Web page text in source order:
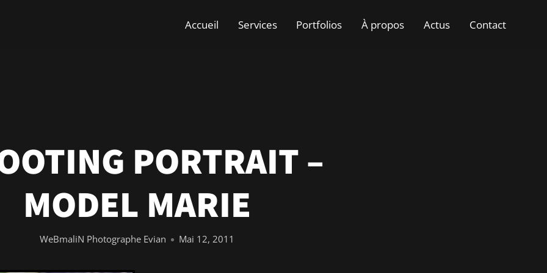
Accueil Services Portfolios À propos Actus Contact
PORTRAIT –
MODEL MARIE
WeBmaliN Photographe Evian Mai 12, 2011